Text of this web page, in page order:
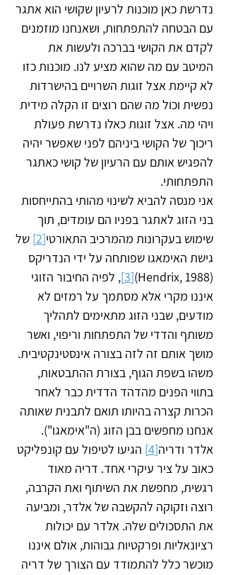
נדרשת כאן מוכנות לרעיון שקושי הוא אתגר
עם הבטחה להתפתחות, ושאנחנו מוזמנים
לקדם את הקושי בברכה ולעשות את
המיטב עם מה שהוא מציע לנו. מוכנות כזו
לא קיימת אצל זוגות השרויים בהישרדות
נפשית וכול מה שהם רוצים זו הקלה מידית
ויהי מה. אצל זוגות כאלו נדרשת פעולת
ריכוך של הקושי ביניהם לפני שאפשר יהיה
להפגיש אותם עם הרעיון של קושי כאתגר
התפתחותי.
אני מנסה להביא לשינוי מהותי בהתייחסות
בני הזוג לאתגר בפניו הם עומדים, תוך
שימוש בעקרונות מהמרכיב התאורטי[2]
של
גישת האימאגו שפותחה על ידי הנדריקס
‏(Hendrix, 1988)
[3]
, לפיה החיבור הזוגי
איננו מקרי אלא מסתמך על רמזים לא
מודעים, שבני הזוג מתאימים לתהליך
משותף והדדי של התפתחות וריפוי, ואשר
מושך אותם זה לזה בצורה אינסטינקטיבית.
משהו בשפת הגוף, בצורת ההתבטאות,
בתווי הפנים מהדהד הדדית כבר לאחר
הכרות קצרה בהיותו תואם לתבנית שאותה
אנחנו מחפשים בבן הזוג (ה"אימאגו").
אלדר ודריה[4]
הגיעו לטיפול עם קונפליקט
כאוב על ציר עיקרי אחד. דריה מאוד
רגשית, מחפשת את השיתוף ואת הקרבה,
רוצה וזקוקה להקשבה של אלדר, ומביעה
את התסכולים שלה. אלדר עם יכולות
רציונאליות ופרקטיות גבוהות, אולם איננו
מוכשר כלל להתמודד עם הצורך של דריה